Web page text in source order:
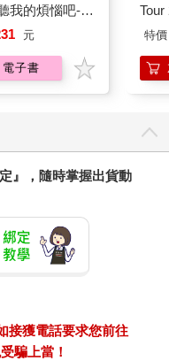
我的煩惱吧-假
元
電子書
Tour
特價
』，隨時掌握出貨動
接獲電話要求您前往
騙上當！